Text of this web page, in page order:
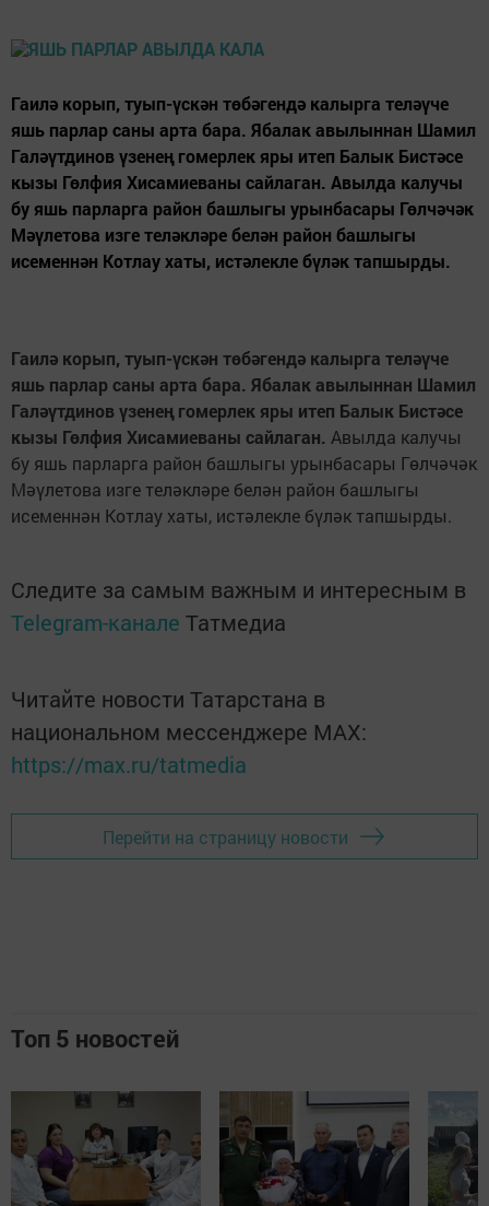
Гаилә корып, туып-үскән төбәгендә калырга теләүче
яшь парлар саны арта бара. Ябалак авылыннан Шамил
Галәүтдинов үзенең гомерлек яры итеп Балык Бистәсе
кызы Гөлфия Хисамиеваны сайлаган. Авылда калучы
бу яшь парларга район башлыгы урынбасары Гөлчәчәк
Мәүлетова изге теләкләре белән район башлыгы
исеменнән Котлау хаты, истәлекле бүләк тапшырды.
Гаилә корып, туып-үскән төбәгендә калырга теләүче
яшь парлар саны арта бара. Ябалак авылыннан Шамил
Галәүтдинов үзенең гомерлек яры итеп Балык Бистәсе
кызы Гөлфия Хисамиеваны сайлаган. Авылда калучы
бу яшь парларга район башлыгы урынбасары Гөлчәчәк
Мәүлетова изге теләкләре белән район башлыгы
исеменнән Котлау хаты, истәлекле бүләк тапшырды.
Следите за самым важным и интересным в
Telegram-канале Татмедиа
Читайте новости Татарстана в
национальном мессенджере MАХ:
https://max.ru/tatmedia
Перейти на страницу новости
Топ 5 новостей